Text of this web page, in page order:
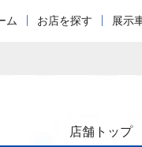
ム お店を探す 展示
店舗トップ